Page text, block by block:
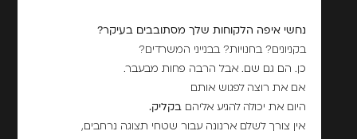
נחשי איפה הלקוחות שלך מסתובבים בעיקר?
בקניונים? בחנויות? בבנייני המשרדים?
כן. הם גם שם. אבל הרבה פחות מבעבר.
אם את רוצה לפגוש אותם
היום את יכולה להגיע אליהם בקליק.
אין צורך לשלם ארנונה עבור שטחי תצוגה נרחבים,